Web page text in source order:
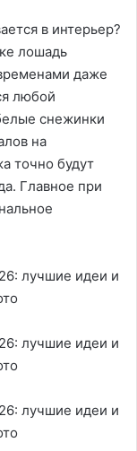
в интерьер?
лошадь
даже
любой
снежинки
на
точно будут
Главное при